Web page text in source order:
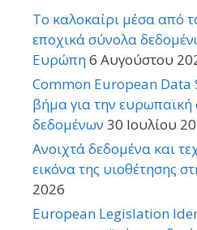
Το καλοκαίρι μέσα από
εποχικά σύνολα
Ευρώπη6 Αυγούστου
Common European Data
βήμα για την ευρωπαϊκή
δεδομένων 30 Ιουλίου
Ανοιχτά δεδομένα και
εικόνα της υιοθέτησης
2026
European Legislation